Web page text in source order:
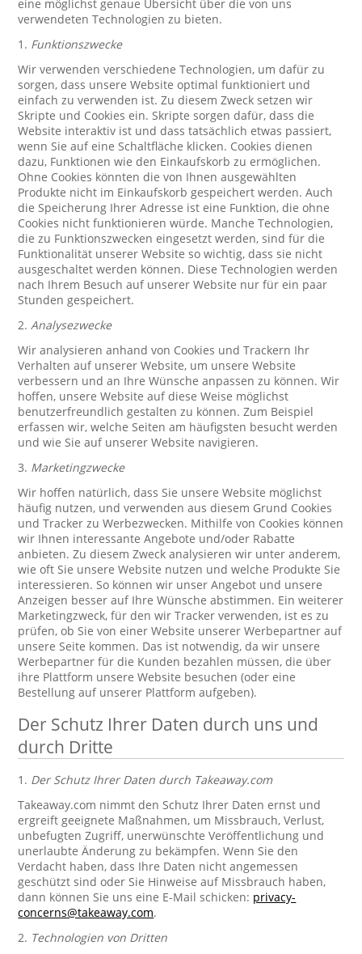
eine möglichst genaue Übersicht über die von uns
verwendeten Technologien zu bieten.
1. Funktionszwecke
Wir verwenden verschiedene Technologien, um dafür zu
sorgen, dass unsere Website optimal funktioniert und
einfach zu verwenden ist. Zu diesem Zweck setzen wir
Skripte und Cookies ein. Skripte sorgen dafür, dass die
Website interaktiv ist und dass tatsächlich etwas passiert,
wenn Sie auf eine Schaltfläche klicken. Cookies dienen
dazu, Funktionen wie den Einkaufskorb zu ermöglichen.
Ohne Cookies könnten die von Ihnen ausgewählten
Produkte nicht im Einkaufskorb gespeichert werden. Auch
die Speicherung Ihrer Adresse ist eine Funktion, die ohne
Cookies nicht funktionieren würde. Manche Technologien,
die zu Funktionszwecken eingesetzt werden, sind für die
Funktionalität unserer Website so wichtig, dass sie nicht
ausgeschaltet werden können. Diese Technologien werden
nach Ihrem Besuch auf unserer Website nur für ein paar
Stunden gespeichert.
2.Analysezwecke
Wir analysieren anhand von Cookies und Trackern Ihr
Verhalten auf unserer Website, um unsere Website
verbessern und an Ihre Wünsche anpassen zu können. Wir
hoffen, unsere Website auf diese Weise möglichst
benutzerfreundlich gestalten zu können. Zum Beispiel
erfassen wir, welche Seiten am häufigsten besucht werden
und wie Sie auf unserer Website navigieren.
3. Marketingzwecke
Wir hoffen natürlich, dass Sie unsere Website möglichst
häufig nutzen, und verwenden aus diesem Grund Cookies
und Tracker zu Werbezwecken. Mithilfe von Cookies können
wir Ihnen interessante Angebote und/oder Rabatte
anbieten. Zu diesem Zweck analysieren wir unter anderem,
wie oft Sie unsere Website nutzen und welche Produkte Sie
interessieren. So können wir unser Angebot und unsere
Anzeigen besser auf Ihre Wünsche abstimmen. Ein weiterer
Marketingzweck, für den wir Tracker verwenden, ist es zu
prüfen, ob Sie von einer Website unserer Werbepartner auf
unsere Seite kommen. Das ist notwendig, da wir unsere
Werbepartner für die Kunden bezahlen müssen, die über
ihre Plattform unsere Website besuchen (oder eine
Bestellung auf unserer Plattform aufgeben).
Der Schutz Ihrer Daten durch uns und
durch Dritte
1. Der Schutz Ihrer Daten durch Takeaway.com
Takeaway.com nimmt den Schutz Ihrer Daten ernst und
ergreift geeignete Maßnahmen, um Missbrauch, Verlust,
unbefugten Zugriff, unerwünschte Veröffentlichung und
unerlaubte Änderung zu bekämpfen. Wenn Sie den
Verdacht haben, dass Ihre Daten nicht angemessen
geschützt sind oder Sie Hinweise auf Missbrauch haben,
dann können Sie uns eine E-Mail schicken: privacy-
concerns@takeaway.com.
2. Technologien von Dritten